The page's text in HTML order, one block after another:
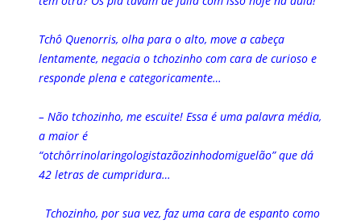
Tchô Quenorris, olha para o alto, move a cabeça
lentamente, negacia o tchozinho com cara de curioso e
responde plena e categoricamente…
– Não tchozinho, me escuite! Essa é uma palavra média,
a maior é
“otchôrrinolaringologistazãozinhodomiguelão” que dá
42 letras de cumpridura…
Tchozinho, por sua vez, faz uma cara de espanto como